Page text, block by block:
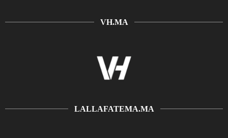
VH.MA
LALLAFATEMA.MA